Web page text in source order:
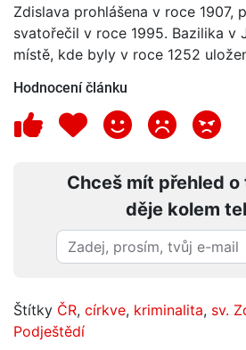
Zdislava prohlášena v roce 1907,
svatořečil v roce 1995. Bazilika v
místě, kde byly v roce 1252
Hodnocení článku
Chceš mít přehled o
děje kolem
Štítky ČR, církve, kriminalita, sv.
Podještědí